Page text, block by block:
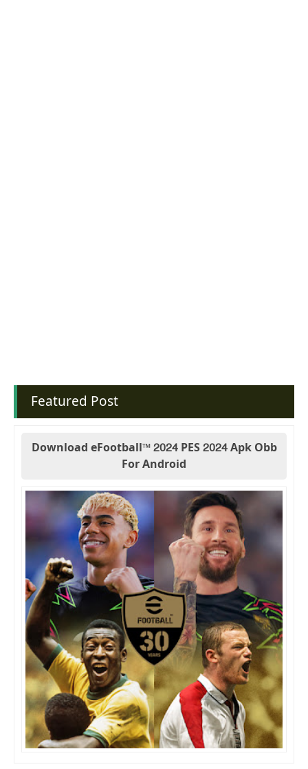
Featured Post
Download eFootball™ 2024 PES 2024 Apk Obb
For Android